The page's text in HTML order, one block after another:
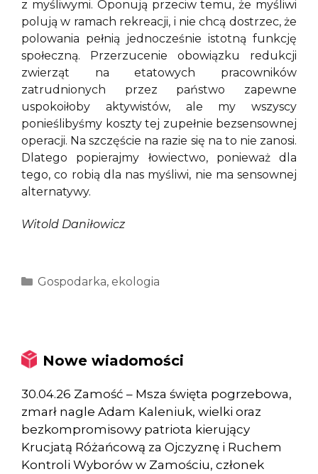
z myśliwymi. Oponują przeciw temu, że myśliwi
polują w ramach rekreacji, i nie chcą dostrzec, że
polowania pełnią jednocześnie istotną funkcję
społeczną. Przerzucenie obowiązku redukcji
zwierząt na etatowych pracowników
zatrudnionych przez państwo zapewne
uspokoiłoby aktywistów, ale my wszyscy
ponieślibyśmy koszty tej zupełnie bezsensownej
operacji. Na szczęście na razie się na to nie zanosi.
Dlatego popierajmy łowiectwo, ponieważ dla
tego, co robią dla nas myśliwi, nie ma sensownej
alternatywy.
Witold Daniłowicz
Kategorie
Gospodarka, ekologia
Nowe wiadomości
30.04.26 Zamość – Msza święta pogrzebowa,
zmarł nagle Adam Kaleniuk, wielki oraz
bezkompromisowy patriota kierujący
Krucjatą Różańcową za Ojczyznę i Ruchem
Kontroli Wyborów w Zamościu, członek